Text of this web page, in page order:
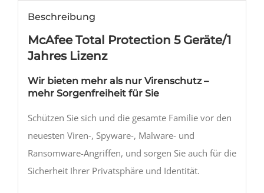
Beschreibung
McAfee Total Protection 5 Geräte/1
Jahres Lizenz
Wir bieten mehr als nur Virenschutz –
mehr Sorgenfreiheit für Sie
Schützen Sie sich und die gesamte Familie vor den
neuesten Viren-, Spyware-, Malware- und
Ransomware-Angriffen, und sorgen Sie auch für die
Sicherheit Ihrer Privatsphäre und Identität.